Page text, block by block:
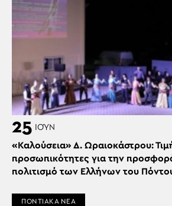
25 ΙΟΎΝ
«Καλούσεια» Δ. Ωραιοκάστρου:
προσωπικότητες για την
πολιτισμό των Ελλήνων του
ΠΟΝΤΙΑΚΑ ΝΕΑ